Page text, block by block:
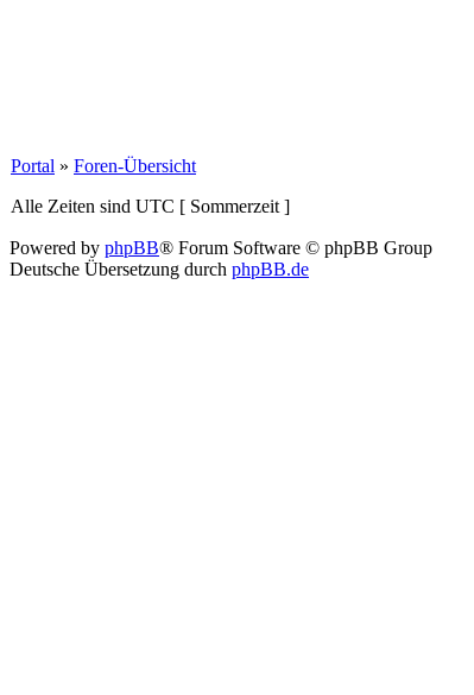
Portal » Foren-Übersicht
Alle Zeiten sind UTC [ Sommerzeit ]
Powered by phpBB® Forum Software © phpBB Group
Deutsche Übersetzung durch phpBB.de